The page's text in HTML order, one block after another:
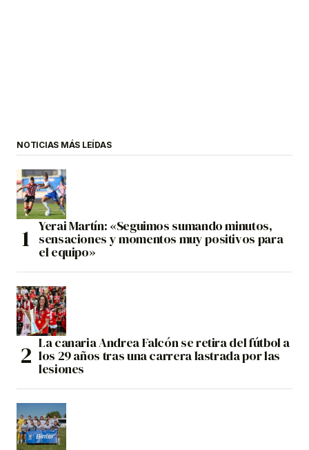
NOTICIAS MÁS LEÍDAS
Yerai Martín: «Seguimos sumando minutos,
sensaciones y momentos muy positivos para
el equipo»
La canaria Andrea Falcón se retira del fútbol a
los 29 años tras una carrera lastrada por las
lesiones